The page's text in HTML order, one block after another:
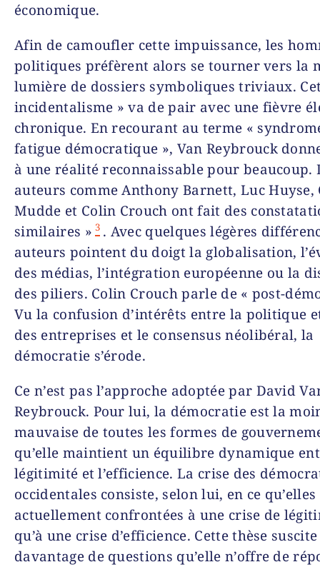
économique.
Afin de camoufler cette impuissance, les
politiques préfèrent alors se tourner vers la
lumière de dossiers symboliques triviaux.
incidentalisme » va de pair avec une fièvre
chronique. En recourant au terme «
fatigue démocratique », Van Reybrouck
à une réalité reconnaissable pour beaucoup.
auteurs comme Anthony Barnett, Luc Huyse,
Mudde et Colin Crouch ont fait des
similaires » 3 . Avec quelques légères
auteurs pointent du doigt la globalisation,
des médias, l’intégration européenne ou la
des piliers. Colin Crouch parle de « post-
Vu la confusion d’intérêts entre la politique
des entreprises et le consensus néolibéral, la
démocratie s’érode.
Ce n’est pas l’approche adoptée par David
Reybrouck. Pour lui, la démocratie est la
mauvaise de toutes les formes de
qu’elle maintient un équilibre dynamique
légitimité et l’efficience. La crise des
occidentales consiste, selon lui, en ce
actuellement confrontées à une crise de
qu’à une crise d’efficience. Cette thèse
davantage de questions qu’elle n’offre de